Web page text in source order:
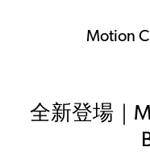
Motion
全新登場｜